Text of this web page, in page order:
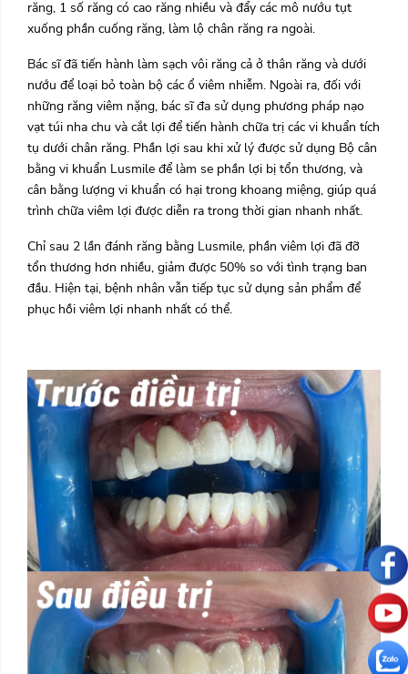
răng, 1 số răng có cao răng nhiều và đẩy các mô nướu tụt
xuống phần cuống răng, làm lộ chân răng ra ngoài.
Bác sĩ đã tiến hành làm sạch vôi răng cả ở thân răng và dưới
nướu để loại bỏ toàn bộ các ổ viêm nhiễm. Ngoài ra, đối với
những răng viêm nặng, bác sĩ đa sử dụng phương pháp nạo
vạt túi nha chu và cắt lợi để tiến hành chữa trị các vi khuẩn tích
tụ dưới chân răng. Phần lợi sau khi xử lý được sử dụng Bộ cân
bằng vi khuẩn Lusmile để làm se phần lợi bị tổn thương, và
cân bằng lượng vi khuẩn có hại trong khoang miệng, giúp quá
trình chữa viêm lợi được diễn ra trong thời gian nhanh nhất.
Chỉ sau 2 lần đánh răng bằng Lusmile, phần viêm lợi đã đỡ
tổn thương hơn nhiều, giảm được 50% so với tình trạng ban
đầu. Hiện tại, bệnh nhân vẫn tiếp tục sử dụng sản phẩm để
phục hồi viêm lợi nhanh nhất có thể.